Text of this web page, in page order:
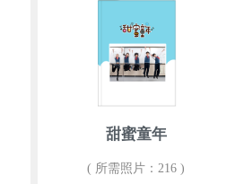
甜蜜童年
( 所需照片：216 )